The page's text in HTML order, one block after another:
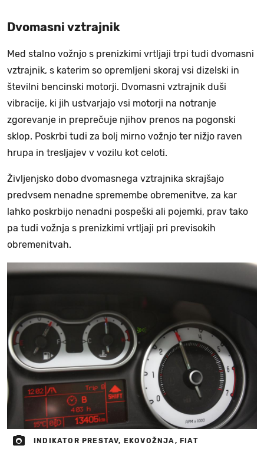
Dvomasni vztrajnik
Med stalno vožnjo s prenizkimi vrtljaji trpi tudi dvomasni
vztrajnik, s katerim so opremljeni skoraj vsi dizelski in
številni bencinski motorji. Dvomasni vztrajnik duši
vibracije, ki jih ustvarjajo vsi motorji na notranje
zgorevanje in preprečuje njihov prenos na pogonski
sklop. Poskrbi tudi za bolj mirno vožnjo ter nižjo raven
hrupa in tresljajev v vozilu kot celoti.
Življenjsko dobo dvomasnega vztrajnika skrajšajo
predvsem nenadne spremembe obremenitve, za kar
lahko poskrbijo nenadni pospeški ali pojemki, prav tako
pa tudi vožnja s prenizkimi vrtljaji pri previsokih
obremenitvah.
INDIKATOR PRESTAV, EKOVOŽNJA, FIAT